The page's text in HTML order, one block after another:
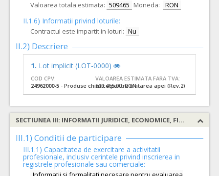
Valoarea totala estimata: 509465 Moneda: RON
II.1.6) Informatii privind loturile:
Contractul este impartit in loturi: Nu
II.2) Descriere
1. Lot implicit (LOT-0000)
COD CPV:
24962000-5 - Produse chimice pentru tratarea apei (Rev.2)
VALOAREA ESTIMATA FARA TVA:
509.465,00 RON
SECTIUNEA III: INFORMATII JURIDICE, ECONOMICE, FINANCIARE SI TEHNICE
III.1) Conditii de participare
III.1.1) Capacitatea de exercitare a activitatii
profesionale, inclusiv cerintele privind inscrierea in
registrele profesionale sau comerciale: